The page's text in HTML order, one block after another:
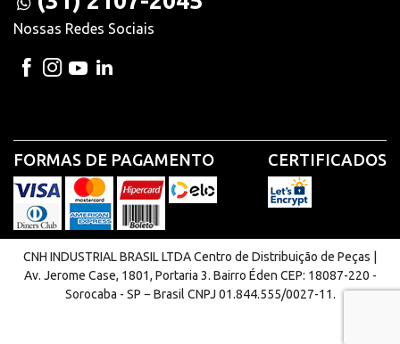
Nossas Redes Sociais
FORMAS DE PAGAMENTO CERTIFICADOS
CNH INDUSTRIAL BRASIL LTDA Centro de Distribuição de Peças |
Av. Jerome Case, 1801, Portaria 3. Bairro Éden CEP: 18087-220 -
Sorocaba - SP − Brasil CNPJ 01.844.555/0027-11.